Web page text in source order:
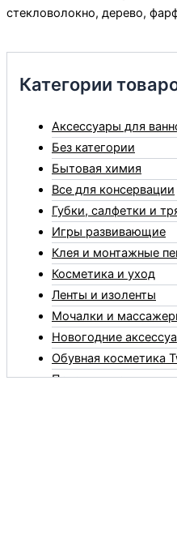
Категории
Аксессуары для
Без категории
Бытовая химия
Все для консервации
Губки, салфетки и
Игры развивающие
Клея и монтажные
Косметика и уход
Ленты и изоленты
Мочалки и
Новогодние
Обувная косметика
Пакеты и мешки
стекловолокно, дерево,